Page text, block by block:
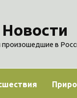
произошедшие в